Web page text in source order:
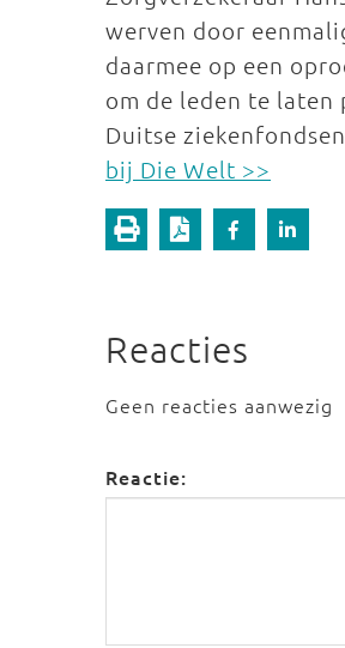
werven door
daarmee op een
om de leden te
Duitse
bij Die Welt >>
Reacties
Geen reacties aanwezig
Reactie: